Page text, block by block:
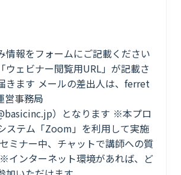
情報をフォームにご記載ください
ウェビナー閲覧用URL」が記載さ
きます メールの差出人は、ferret
営事務局
）となります ※本プロ
ステム「Zoom」を利用して実施
ミナー中、チャットで講師への質
インターネット環境があれば、ど